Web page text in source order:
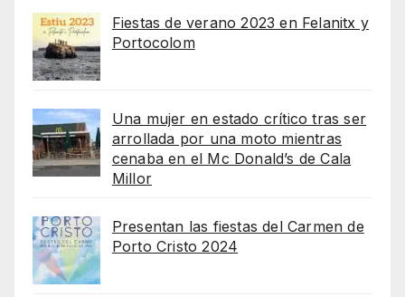
Fiestas de verano 2023 en Felanitx y
Portocolom
Una mujer en estado crítico tras ser
arrollada por una moto mientras
cenaba en el Mc Donald’s de Cala
Millor
Presentan las fiestas del Carmen de
Porto Cristo 2024